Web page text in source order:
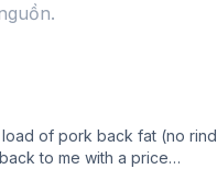
of pork back fat (no rind
to me with a price